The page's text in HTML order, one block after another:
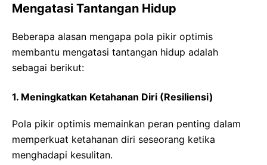
Mengatasi Tantangan Hidup
Beberapa alasan mengapa pola pikir optimis
membantu mengatasi tantangan hidup adalah
sebagai berikut:
1. Meningkatkan Ketahanan Diri (Resiliensi)
Pola pikir optimis memainkan peran penting dalam
memperkuat ketahanan diri seseorang ketika
menghadapi kesulitan.